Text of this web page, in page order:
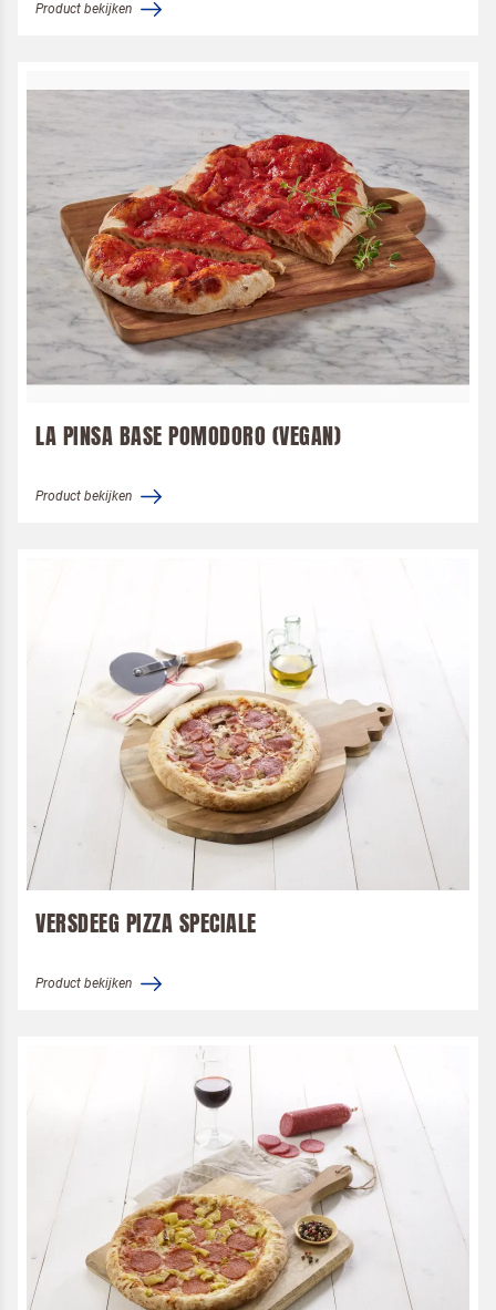
Product bekijken
LA PINSA BASE POMODORO (VEGAN)
Product bekijken
VERSDEEG PIZZA SPECIALE
Product bekijken